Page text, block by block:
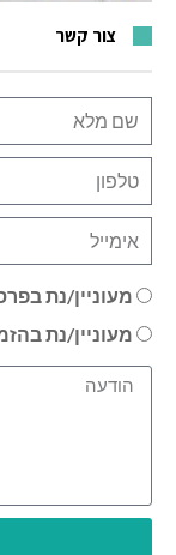
צור קשר
מעוניין/נת
מעוניין/נת